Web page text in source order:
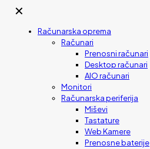
✕
Računarska oprema
Računari
Prenosni računari
Desktop računari
AIO računari
Monitori
Računarska periferija
Miševi
Tastature
Web Kamere
Prenosne baterije